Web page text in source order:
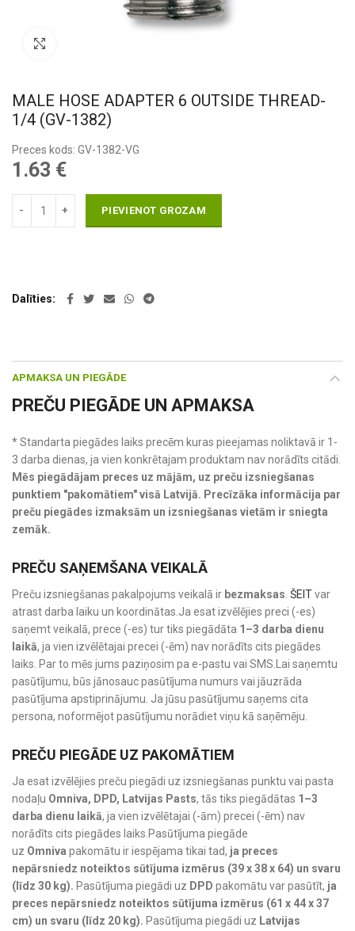
MALE HOSE ADAPTER 6 OUTSIDE THREAD-
1/4 (GV-1382)
Preces kods: GV-1382-VG
1.63 €
PIEVIENOT GROZAM
Dalīties
APMAKSA UN PIEGĀDE
PREČU PIEGĀDE UN APMAKSA
* Standarta piegādes laiks precēm kuras pieejamas noliktavā ir 1-
3 darba dienas, ja vien konkrētajam produktam nav norādīts citādi.
Mēs piegādājam preces uz mājām, uz preču izsniegšanas
punktiem "pakomātiem" visā Latvijā. Precīzāka informācija par
preču piegādes izmaksām un izsniegšanas vietām ir sniegta
zemāk.
PREČU SAŅEMŠANA VEIKALĀ
Preču izsniegšanas pakalpojums veikalā ir bezmaksas ŠEITvar
atrast darba laiku un koordinātas.Ja esat izvēlējies preci (-es)
saņemt veikalā, prece (-es) tur tiks piegādāta 1–3 darba dienu
laikā, ja vien izvēlētajai precei (-ēm) nav norādīts cits piegādes
laiks. Par to mēs jums paziņosim pa e-pastu vai SMS.Lai saņemtu
pasūtījumu, būs jānosauc pasūtījuma numurs vai jāuzrāda
pasūtījuma apstiprinājumu. Ja jūsu pasūtījumu saņems cita
persona, noformējot pasūtījumu norādiet viņu kā saņēmēju.
PREČU PIEGĀDE UZ PAKOMĀTIEM
Ja esat izvēlējies preču piegādi uz izsniegšanas punktu vai pasta
nodaļu Omniva, DPD, Latvijas Pasts, tās tiks piegādātas 1–3
darba dienu laikā, ja vien izvēlētajai (-ām) precei (-ēm) nav
norādīts cits piegādes laiks.Pasūtījuma piegāde
uz Omniva pakomātu ir iespējama tikai tad, ja preces
nepārsniedz noteiktos sūtījuma izmērus (39 x 38 x 64) un svaru
(līdz 30 kg). Pasūtījuma piegādi uz DPD pakomātu var pasūtīt, ja
preces nepārsniedz noteiktos sūtījuma izmērus (61 x 44 x 37
cm) un svaru (līdz 20 kg). Pasūtījuma piegādi uz Latvijas